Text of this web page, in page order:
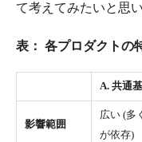
て考えてみたいと思い
表： 各プロダクトの
A. 共通
影響範囲
広い (多
が依存)